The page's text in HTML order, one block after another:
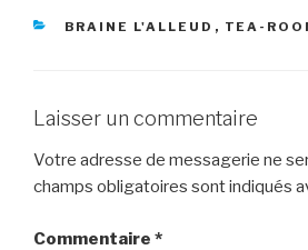
RUBRIQUES
BRAINE L'ALLEUD , TEA-
Laisser un commentaire
Votre adresse de messagerie ne
champs obligatoires sont indiqués
Commentaire *